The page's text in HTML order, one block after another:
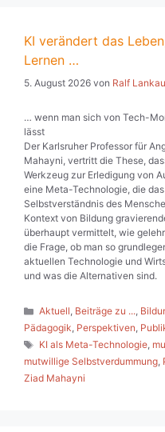
KI verändert das
Lernen …
5. August 2026 von Ralf Lankau
… wenn man sich von Tech-
lässt
Der Karlsruher Professor für
Mahayni, vertritt die These,
Werkzeug zur Erledigung von
eine Meta-Technologie, die
Selbstverständnis des
Kontext von Bildung
überhaupt vermittelt, wie
die Frage, ob man so
aktuellen Technologie und
und was die Alternativen sind.
Kategorien
Aktuell, Beiträge zu ...,
Pädagogik, Perspektiven,
Schlagwörter
KI als Meta-Technologie,
mutwillige Selbstverdummung,
Ziad Mahayni